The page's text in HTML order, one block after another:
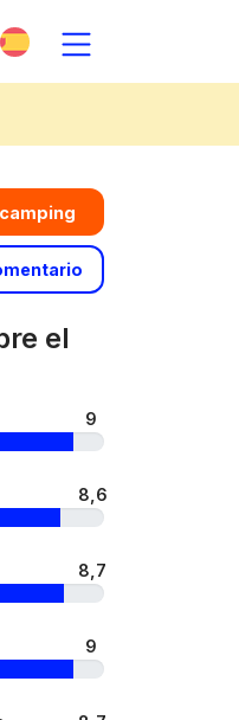
el
9
8,6
8,7
9